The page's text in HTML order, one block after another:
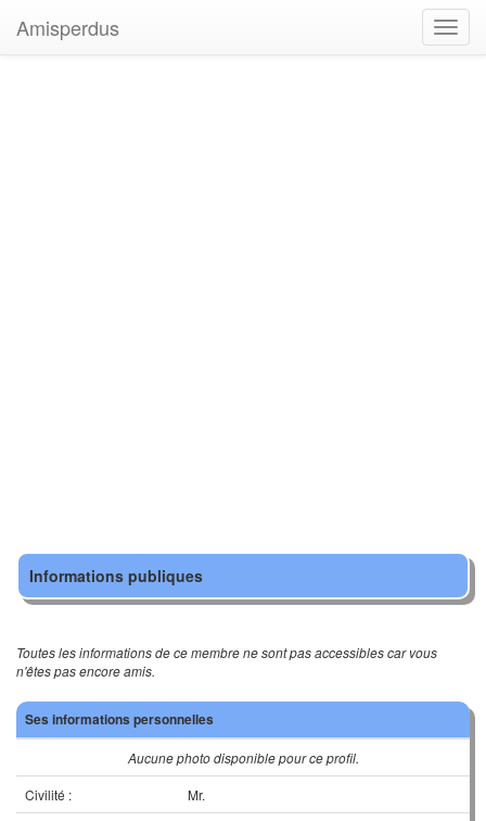
Amisperdus
Informations publiques
Toutes les informations de ce membre ne sont pas accessibles car vous
n'êtes pas encore amis.
Ses informations personnelles
Aucune photo disponible pour ce profil.
Civilité :
Mr.